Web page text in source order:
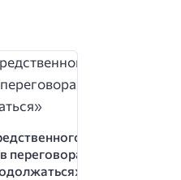
переговорах